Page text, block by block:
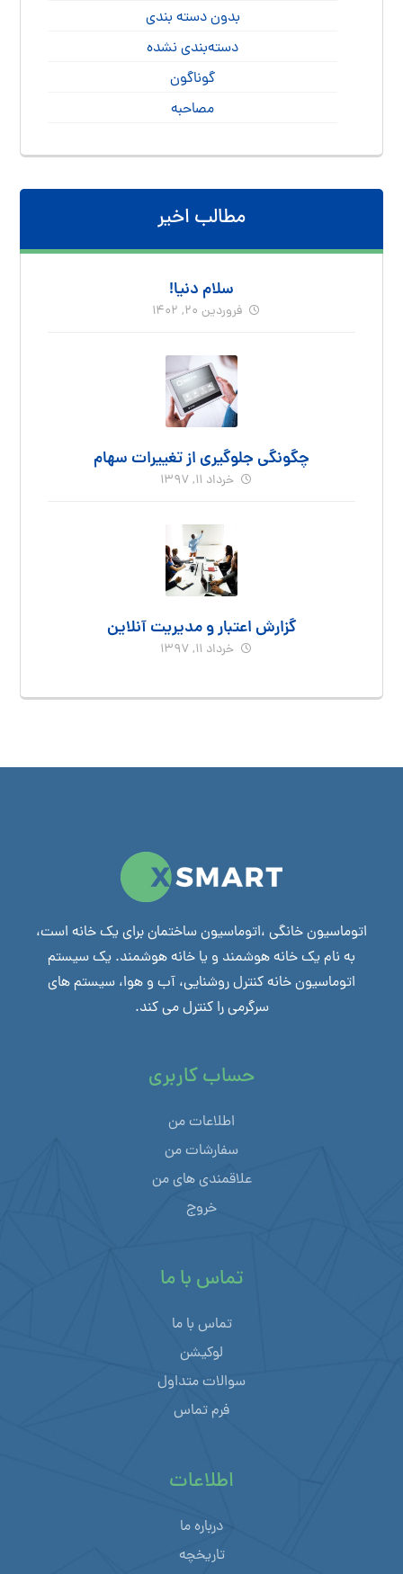
بدون دسته بندی
دسته‌بندی نشده
گوناگون
مصاحبه
مطالب اخیر
سلام دنیا!
فروردین ۲۰, ۱۴۰۲
چگونگی جلوگیری از تغییرات سهام
خرداد ۱۱, ۱۳۹۷
گزارش اعتبار و مدیریت آنلاین
خرداد ۱۱, ۱۳۹۷
اتوماسیون خانگی ،اتوماسیون ساختمان برای یک خانه است،
به نام یک خانه هوشمند و یا خانه هوشمند. یک سیستم
اتوماسیون خانه کنترل روشنایی، آب و هوا، سیستم های
سرگرمی را کنترل می کند.
حساب کاربری
اطلاعات من
سفارشات من
علاقمندی های من
خروج
تماس با ما
تماس با ما
لوکیشن
سوالات متداول
فرم تماس
اطلاعات
درباره ما
تاریخچه